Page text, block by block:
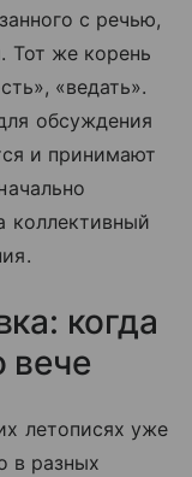
с речью,
Тот же корень
«ведать».
обсуждения
и принимают
коллективный
когда
вече
летописях уже
в разных